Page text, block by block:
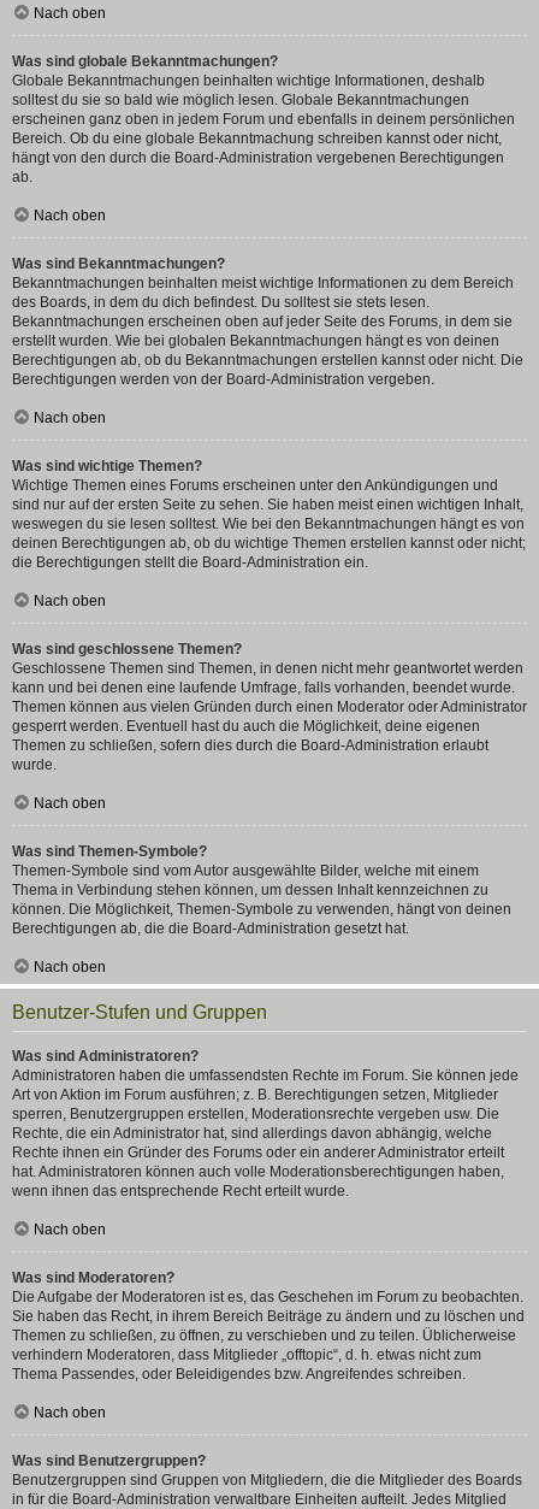
Nach oben
Was sind globale Bekanntmachungen?
Globale Bekanntmachungen beinhalten wichtige Informationen, deshalb
solltest du sie so bald wie möglich lesen. Globale Bekanntmachungen
erscheinen ganz oben in jedem Forum und ebenfalls in deinem persönlichen
Bereich. Ob du eine globale Bekanntmachung schreiben kannst oder nicht,
hängt von den durch die Board-Administration vergebenen Berechtigungen
ab.
Nach oben
Was sind Bekanntmachungen?
Bekanntmachungen beinhalten meist wichtige Informationen zu dem Bereich
des Boards, in dem du dich befindest. Du solltest sie stets lesen.
Bekanntmachungen erscheinen oben auf jeder Seite des Forums, in dem sie
erstellt wurden. Wie bei globalen Bekanntmachungen hängt es von deinen
Berechtigungen ab, ob du Bekanntmachungen erstellen kannst oder nicht. Die
Berechtigungen werden von der Board-Administration vergeben.
Nach oben
Was sind wichtige Themen?
Wichtige Themen eines Forums erscheinen unter den Ankündigungen und
sind nur auf der ersten Seite zu sehen. Sie haben meist einen wichtigen Inhalt,
weswegen du sie lesen solltest. Wie bei den Bekanntmachungen hängt es von
deinen Berechtigungen ab, ob du wichtige Themen erstellen kannst oder nicht;
die Berechtigungen stellt die Board-Administration ein.
Nach oben
Was sind geschlossene Themen?
Geschlossene Themen sind Themen, in denen nicht mehr geantwortet werden
kann und bei denen eine laufende Umfrage, falls vorhanden, beendet wurde.
Themen können aus vielen Gründen durch einen Moderator oder Administrator
gesperrt werden. Eventuell hast du auch die Möglichkeit, deine eigenen
Themen zu schließen, sofern dies durch die Board-Administration erlaubt
wurde.
Nach oben
Was sind Themen-Symbole?
Themen-Symbole sind vom Autor ausgewählte Bilder, welche mit einem
Thema in Verbindung stehen können, um dessen Inhalt kennzeichnen zu
können. Die Möglichkeit, Themen-Symbole zu verwenden, hängt von deinen
Berechtigungen ab, die die Board-Administration gesetzt hat.
Nach oben
Benutzer-Stufen und Gruppen
Was sind Administratoren?
Administratoren haben die umfassendsten Rechte im Forum. Sie können jede
Art von Aktion im Forum ausführen; z. B. Berechtigungen setzen, Mitglieder
sperren, Benutzergruppen erstellen, Moderationsrechte vergeben usw. Die
Rechte, die ein Administrator hat, sind allerdings davon abhängig, welche
Rechte ihnen ein Gründer des Forums oder ein anderer Administrator erteilt
hat. Administratoren können auch volle Moderationsberechtigungen haben,
wenn ihnen das entsprechende Recht erteilt wurde.
Nach oben
Was sind Moderatoren?
Die Aufgabe der Moderatoren ist es, das Geschehen im Forum zu beobachten.
Sie haben das Recht, in ihrem Bereich Beiträge zu ändern und zu löschen und
Themen zu schließen, zu öffnen, zu verschieben und zu teilen. Üblicherweise
verhindern Moderatoren, dass Mitglieder „offtopic“, d. h. etwas nicht zum
Thema Passendes, oder Beleidigendes bzw. Angreifendes schreiben.
Nach oben
Was sind Benutzergruppen?
Benutzergruppen sind Gruppen von Mitgliedern, die die Mitglieder des Boards
in für die Board-Administration verwaltbare Einheiten aufteilt. Jedes Mitglied